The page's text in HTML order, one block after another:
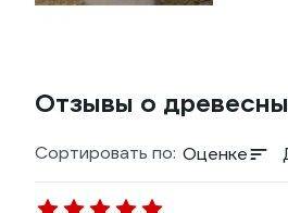
Отзывы о
Сортировать по: Оценке